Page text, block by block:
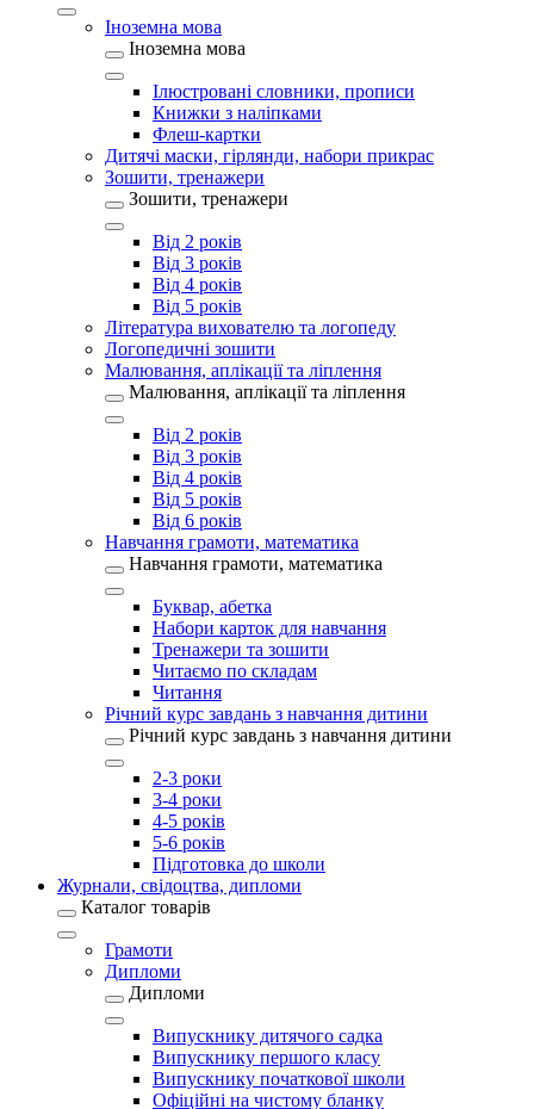
Іноземна мова
Іноземна мова
Ілюстровані словники, прописи
Книжки з наліпками
Флеш-картки
Дитячі маски, гірлянди, набори прикрас
Зошити, тренажери
Зошити, тренажери
Від 2 років
Від 3 років
Від 4 років
Від 5 років
Література вихователю та логопеду
Логопедичні зошити
Малювання, аплікації та ліплення
Малювання, аплікації та ліплення
Від 2 років
Від 3 років
Від 4 років
Від 5 років
Від 6 років
Навчання грамоти, математика
Навчання грамоти, математика
Буквар, абетка
Набори карток для навчання
Тренажери та зошити
Читаємо по складам
Читання
Річний курс завдань з навчання дитини
Річний курс завдань з навчання дитини
2-3 роки
3-4 роки
4-5 років
5-6 років
Підготовка до школи
Журнали, свідоцтва, дипломи
Каталог товарів
Грамоти
Дипломи
Дипломи
Випускнику дитячого садка
Випускнику першого класу
Випускнику початкової школи
Офіційні на чистому бланку